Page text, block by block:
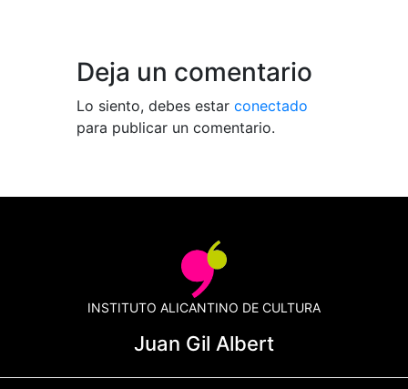
Deja un comentario
Lo siento, debes estar conectado
para publicar un comentario.
INSTITUTO ALICANTINO DE CULTURA
Juan Gil Albert